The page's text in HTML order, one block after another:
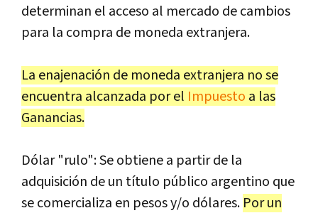
determinan el acceso al mercado de cambios
para la compra de moneda extranjera.
La enajenación de moneda extranjera no se
encuentra alcanzada por el Impuesto a las
Ganancias.
Dólar "rulo": Se obtiene a partir de la
adquisición de un título público argentino que
se comercializa en pesos y/o dólares. Por un